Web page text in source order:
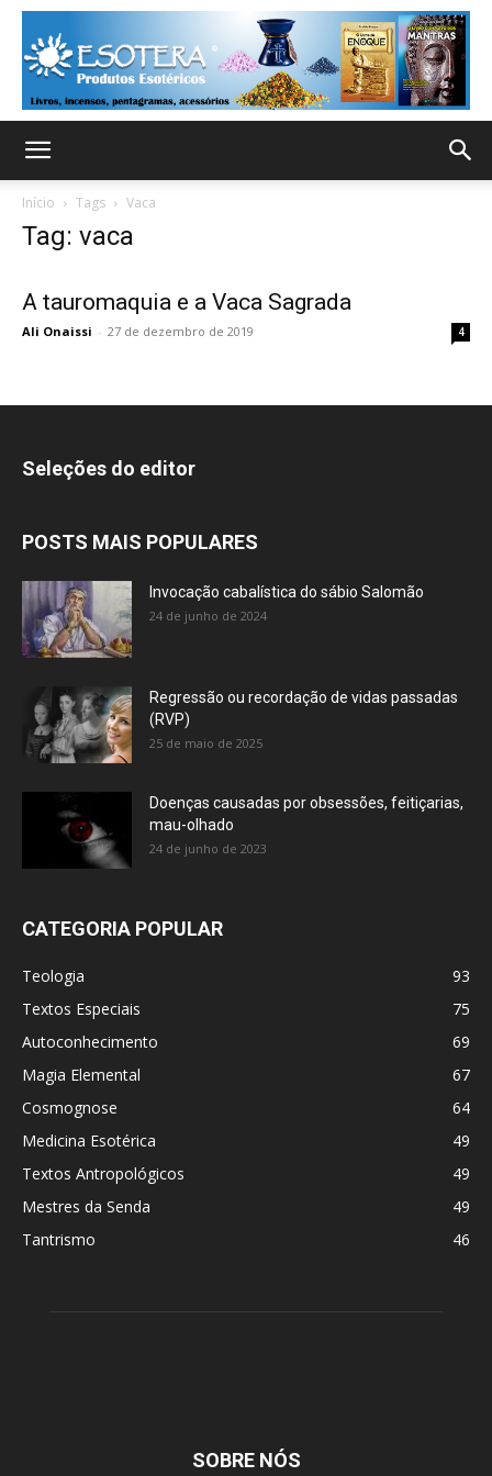
Início Tags Vaca
Tag: vaca
A tauromaquia e a Vaca Sagrada
Ali Onaissi - 27 de dezembro de 2019 4
Seleções do editor
POSTS MAIS POPULARES
Invocação cabalística do sábio Salomão
24 de junho de 2024
Regressão ou recordação de vidas passadas
(RVP)
25 de maio de 2025
Doenças causadas por obsessões, feitiçarias,
mau-olhado
24 de junho de 2023
CATEGORIA POPULAR
Teologia
93
Textos Especiais
75
Autoconhecimento
69
Magia Elemental
67
Cosmognose
64
Medicina Esotérica
49
Textos Antropológicos
49
Mestres da Senda
49
Tantrismo
46
SOBRE NÓS